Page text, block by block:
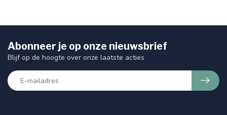
Abonneer je op onze nieuwsbrief
Blijf op de hoogte over onze laatste acties